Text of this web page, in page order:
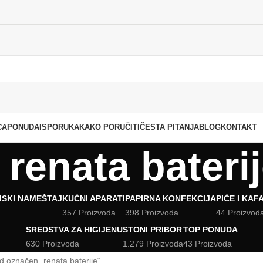
PONUDA ISPORUKAKAKO PORUČITI ČESTA PITANJABLOGKONTAKT
renata
NAMEŠTAJKUĆNI APARATI
357 Proizvoda
PAPIRNA KONFEKCIJA
398 Proizvoda
PIĆE I
44
SREDSTVA ZA HIGIJENU
630 Proizvoda
STONI PRIBOR
1.279 Proizvoda
TOP PONUDA
43 Proizvoda
označen „renata baterije“